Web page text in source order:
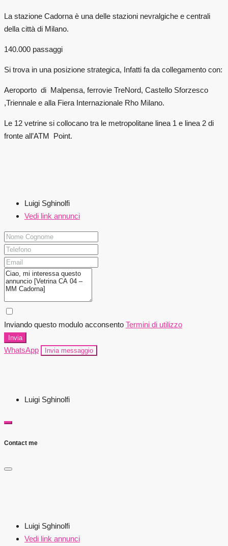
La stazione Cadorna è una delle stazioni nevralgiche e centrali
della città di Milano.
140.000 passaggi
Si trova in una posizione strategica, Infatti fa da collegamento con:
Aeroporto di Malpensa, ferrovie TreNord, Castello Sforzesco
,Triennale e alla Fiera Internazionale Rho Milano.
Le 12 vetrine si collocano tra le metropolitane linea 1 e linea 2 di
fronte all’ATM Point.
Luigi Sghinolfi
Vedi link annunci
Inviando questo modulo acconsento Termini di utilizzo
Invia
WhatsApp Invia messaggio
Luigi Sghinolfi
Contact me
Luigi Sghinolfi
Vedi link annunci